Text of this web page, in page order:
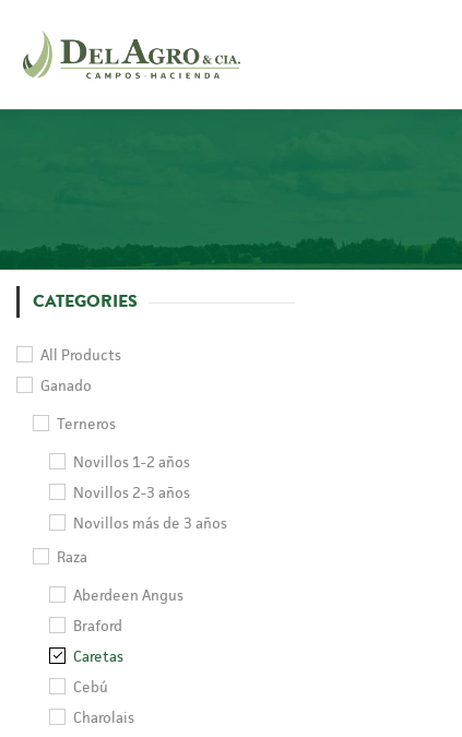
CATEGORIES
All Products
Ganado
Terneros
Novillos 1-2 años
Novillos 2-3 años
Novillos más de 3 años
Raza
Aberdeen Angus
Braford
Caretas
Cebú
Charolais